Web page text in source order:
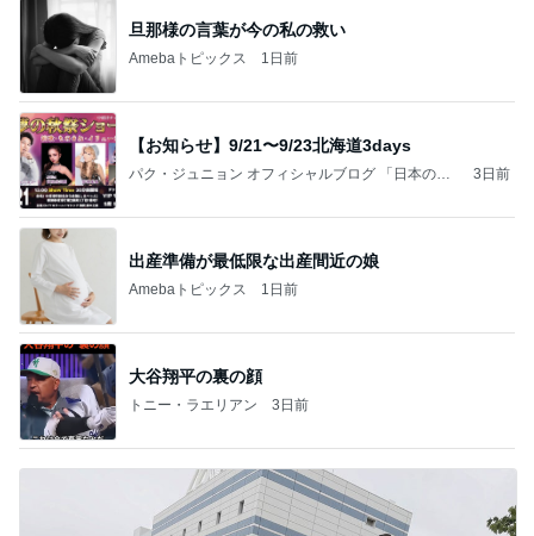
旦那様の言葉が今の私の救い
Amebaトピックス 1日前
【お知らせ】9/21〜9/23北海道3days
パク・ジュニョン オフィシャルブログ 「日本の
3日前
出産準備が最低限な出産間近の娘
Amebaトピックス 1日前
大谷翔平の裏の顔
トニー・ラエリアン 3日前